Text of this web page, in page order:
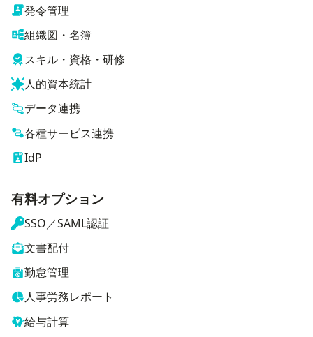
発令管理
組織図・名簿
スキル・資格・研修
人的資本統計
データ連携
各種サービス連携
IdP
有料オプション
SSO／SAML認証
文書配付
勤怠管理
人事労務レポート
給与計算